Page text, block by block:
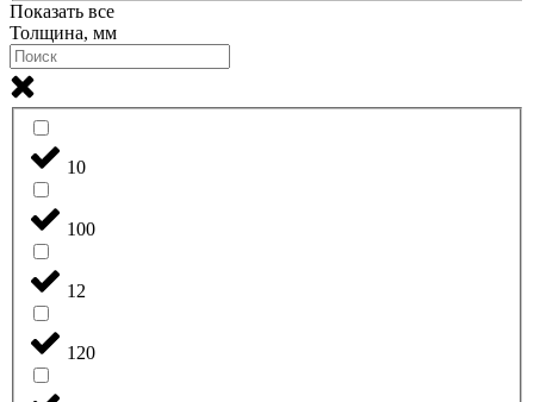
Показать все
Толщина, мм
10
100
12
120